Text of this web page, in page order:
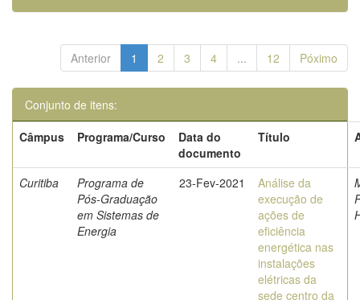
Anterior 1 2 3 4 ... 12 Póximo
Conjunto de itens:
Câmpus
Programa/Curso
Data do
documento
Título
Curitiba
Programa de
Pós-Graduação
em Sistemas de
Energia
23-Fev-2021
Análise da
execução de
ações de
eficiência
energética nas
instalações
elétricas da
sede centro da